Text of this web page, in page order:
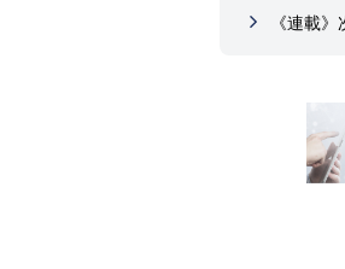
《連載